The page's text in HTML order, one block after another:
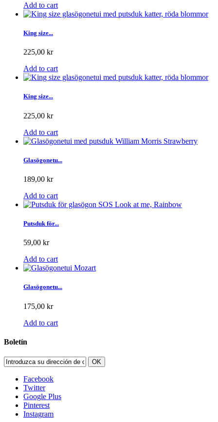
Add to cart
King size...
225,00 kr
Add to cart
King size...
225,00 kr
Add to cart
Glasögonetu...
189,00 kr
Add to cart
Putsduk för...
59,00 kr
Add to cart
Glasögonetu...
175,00 kr
Add to cart
Boletín
OK
Facebook
Twitter
Google Plus
Pinterest
Instagram